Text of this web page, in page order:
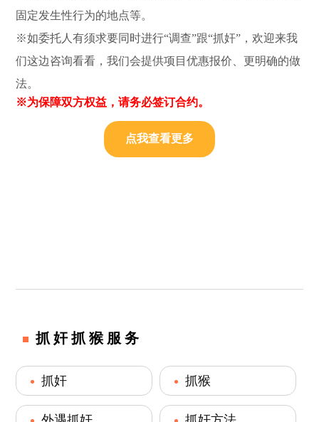
固定发生性行为的地点等。
※如委托人有须求要同时进行“调查”跟“抓奸”，欢迎来我
们这边咨询看看，我们会提供项目优惠报价、更明确的做
法。
※为保障双方权益，请务必签订合约。
点我查看更多
抓奸抓猴服务
抓奸 抓猴